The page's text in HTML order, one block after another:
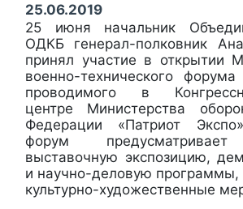
25.06.2019
25 июня начальник
ОДКБ генерал-полковник
принял участие в открытии
военно-технического
проводимого в
центре Министерства
Федерации «Патриот
форум предусматривает
выставочную экспозицию,
и научно-деловую программы,
культурно-художественные